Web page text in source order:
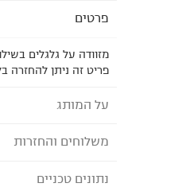
פרטים
מזוודה על גלגלים
פריט זה ניתן להחזרה
על המותג
EASTPAK - איסטפאק
משלוחים והחזרות
לבחירת בשיטת
נתונים טכניים